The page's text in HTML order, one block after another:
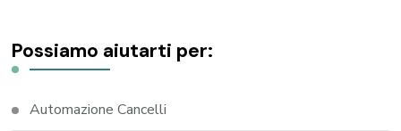
Possiamo aiutarti per:
Automazione Cancelli